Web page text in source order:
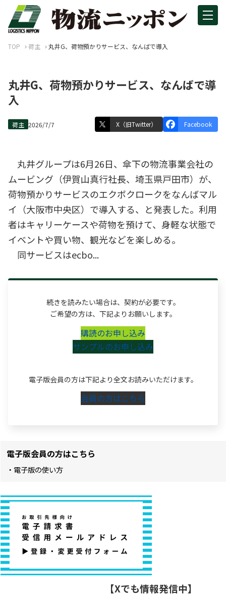
TOP 荷主 丸井G、荷物預かりサービス、なんばで導入
丸井G、荷物預かりサービス、なんばで導
入
荷主 2026/7/7 X（旧Twitter） Facebook
丸井グループは6月26日、傘下の物流事業会社の
ムービング（伊賀山真行社長、埼玉県戸田市）が、
荷物預かりサービスのエクボクロークをなんばマル
イ（大阪市中央区）で導入する、と発表した。利用
者はキャリーケースや荷物を預けて、身軽な状態で
イベントや買い物、観光などを楽しめる。
同サービスはecbo...
続きを読みたい場合は、契約が必要です。
ご希望の方は、下記よりお願いします。
購読のお申し込み
サンプルのお申し込み
電子版会員の方は下記より全文お読みいただけます。
会員の方はこちら
電子版会員の方はこちら
・電子版の使い方
【Xでも情報発信中】